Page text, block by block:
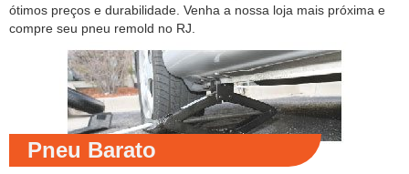
ótimos preços e durabilidade. Venha a nossa loja mais próxima e
compre seu pneu remold no RJ.
Pneu Barato